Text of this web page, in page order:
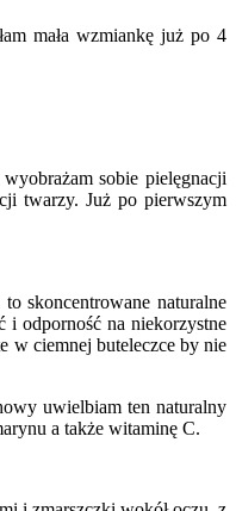
mała wzmiankę już po 4
sobie pielęgnacji
twarzy. Już po pierwszym
skoncentrowane naturalne
i odporność na niekorzystne
w ciemnej buteleczce by nie
uwielbiam ten naturalny
a także witaminę C.